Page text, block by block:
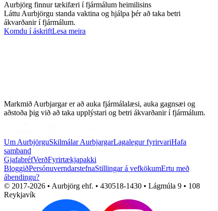
Aurbjörg finnur tækifæri í fjármálum heimilisins
Láttu Aurbjörgu standa vaktina og hjálpa þér að taka betri
ákvarðanir í fjármálum.
Komdu í áskriftLesa meira
Markmið Aurbjargar er að auka fjármálalæsi, auka gagnsæi og
aðstoða þig við að taka upplýstari og betri ákvarðanir í fjármálum.
Um AurbjörguSkilmálar AurbjargarLagalegur fyrirvariHafa
samband
GjafabréfVerðFyrirtækjapakki
BloggiðPersónuverndarstefnaStillingar á vefkökumErtu með
ábendingu?
© 2017-2026 • Aurbjörg ehf. • 430518-1430 • Lágmúla 9 • 108
Reykjavík